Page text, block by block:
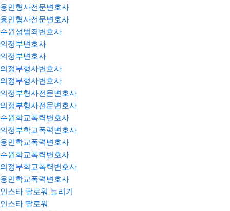
용인형사전문변호사
용인형사전문변호사
수원성범죄변호사
의정부변호사
의정부변호사
의정부형사변호사
의정부형사변호사
의정부형사전문변호사
의정부형사전문변호사
수원학교폭력변호사
의정부학교폭력변호사
용인학교폭력변호사
수원학교폭력변호사
의정부학교폭력변호사
용인학교폭력변호사
인스타 팔로워 늘리기
인스타 팔로워